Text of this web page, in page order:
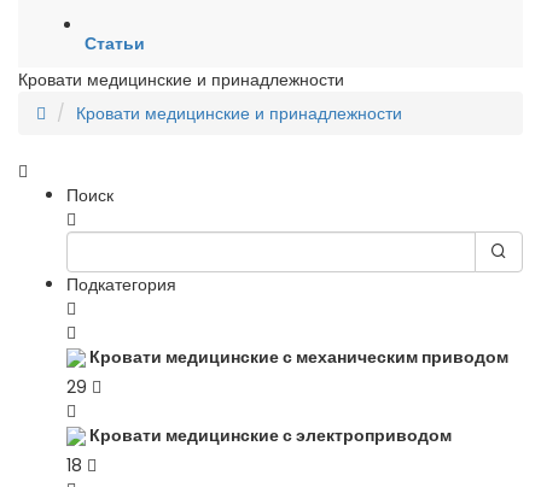
Статьи
Кровати медицинские и принадлежности
Кровати медицинские и принадлежности
Поиск
Подкатегория
Кровати медицинские с механическим приводом
29
Кровати медицинские с электроприводом
18